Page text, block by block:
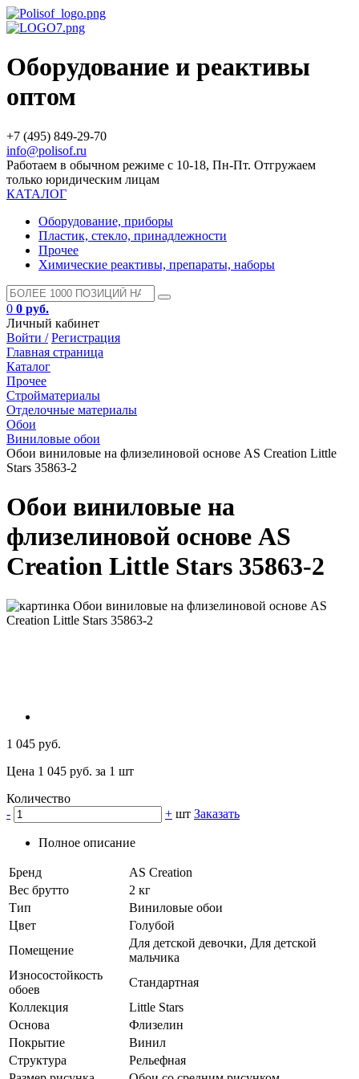
Оборудование и реактивы
оптом
+7 (495) 849-29-70
info@polisof.ru
Работаем в обычном режиме с 10-18, Пн-Пт. Отгружаем
только юридическим лицам
КАТАЛОГ
Оборудование, приборы
Пластик, стекло, принадлежности
Прочее
Химические реактивы, препараты, наборы
0 0 руб.
Личный кабинет
Войти / Регистрация
Главная страница
Каталог
Прочее
Стройматериалы
Отделочные материалы
Обои
Виниловые обои
Обои виниловые на флизелиновой основе AS Creation Little
Stars 35863-2
Обои виниловые на
флизелиновой основе AS
Creation Little Stars 35863-2
1 045 руб.
Цена 1 045 руб. за 1 шт
Количество
-
+ шт Заказать
Полное описание
Бренд
AS Creation
Вес брутто
2 кг
Тип
Виниловые обои
Цвет
Голубой
Помещение
Для детской девочки, Для детской
мальчика
Износостойкость
обоев
Стандартная
Коллекция
Little Stars
Основа
Флизелин
Покрытие
Винил
Структура
Рельефная